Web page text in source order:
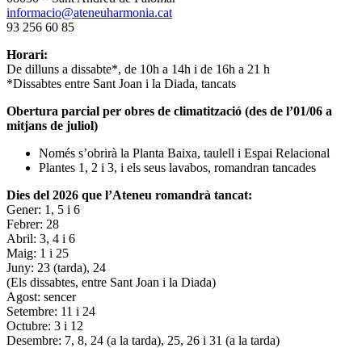
informacio@ateneuharmonia.cat
93 256 60 85
Horari:
De dilluns a dissabte*, de 10h a 14h i de 16h a 21 h
*Dissabtes entre Sant Joan i la Diada, tancats
Obertura parcial per obres de climatització (des de l’01/06 a
mitjans de juliol)
Només s’obrirà la Planta Baixa, taulell i Espai Relacional
Plantes 1, 2 i 3, i els seus lavabos, romandran tancades
Dies del 2026 que l’Ateneu romandrà tancat:
Gener: 1, 5 i 6
Febrer: 28
Abril: 3, 4 i 6
Maig: 1 i 25
Juny: 23 (tarda), 24
(Els dissabtes, entre Sant Joan i la Diada)
Agost: sencer
Setembre: 11 i 24
Octubre: 3 i 12
Desembre: 7, 8, 24 (a la tarda), 25, 26 i 31 (a la tarda)